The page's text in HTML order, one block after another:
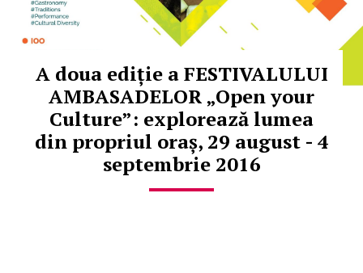
A doua ediție a FESTIVALULUI
AMBASADELOR „Open your
Culture”: explorează lumea
din propriul oraș, 29 august - 4
septembrie 2016